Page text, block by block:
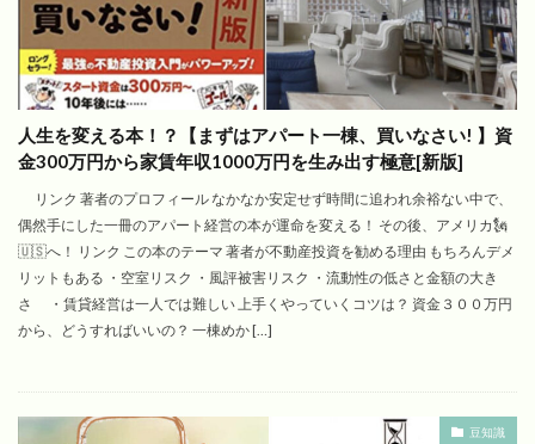
人生を変える本！？【まずはアパート一棟、買いなさい! 】資
金300万円から家賃年収1000万円を生み出す極意[新版]
リンク 著者のプロフィール なかなか安定せず時間に追われ余裕ない中で、
偶然手にした一冊のアパート経営の本が運命を変える！ その後、アメリカ🗽
🇺🇸へ！ リンク この本のテーマ 著者が不動産投資を勧める理由 もちろんデメ
リットもある ・空室リスク ・風評被害リスク ・流動性の低さと金額の大き
さ ・賃貸経営は一人では難しい 上手くやっていくコツは？ 資金３００万円
から、どうすればいいの？ 一棟めか […]
豆知識